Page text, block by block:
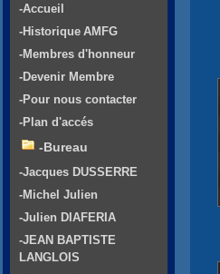
-Accueil
-Historique AMFG
-Membres d'honneur
-Devenir Membre
-Pour nous contacter
-Plan d'accés
-Bureau
-Jacques DUSSERRE
-Michel Julien
-Julien DIAFERIA
-JEAN BAPTISTE
LANGLOIS